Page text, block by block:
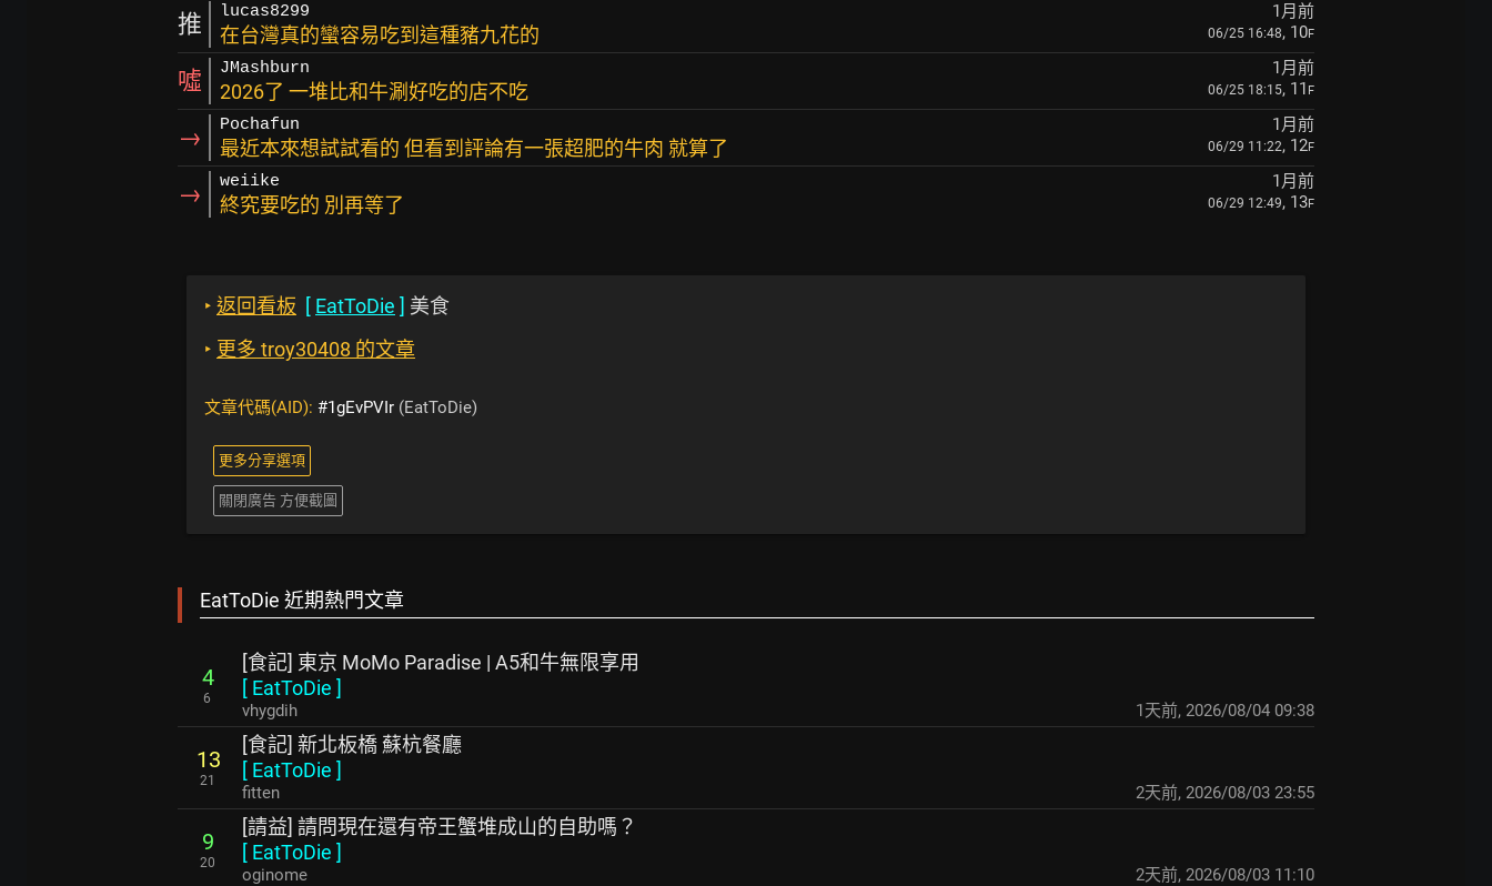
推 lucas8299 1月前
在台灣真的蠻容易吃到這種豬九花的 06/25 16:48, 10F
噓 JMashburn 1月前
2026了 一堆比和牛涮好吃的店不吃 06/25 18:15, 11 F
→ Pochafun 1月前
最近本來想試試看的 但看到評論有一張超肥的牛肉 就算了 06/29 11:22, 12F
→ weiike 1月前
終究要吃的 別再等了 06/29 12:49, 13F
‣ 返回看板 [ EatToDie ] 美食
‣ 更多 troy30408 的文章
文章代碼(AID): #1gEvPVIr (EatToDie)
更多分享選項
關閉廣告 方便截圖
EatToDie 近期熱門文章
4
6
[食記] 東京 MoMo Paradise | A5和牛無限享用
[ EatToDie ]
vhygdih 1天前, 2026/08/04 09:38
13
21
[食記] 新北板橋 蘇杭餐廳
[ EatToDie ]
fitten 2天前, 2026/08/03 23:55
9
20
[請益] 請問現在還有帝王蟹堆成山的自助嗎？
[ EatToDie ]
oginome 2天前, 2026/08/03 11:10